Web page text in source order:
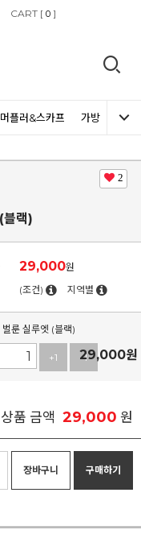
CART [0 ]
머플러&스카프 가방 신발
2
블랙)
29,000원
(조건) 지역별
벌룬 실루엣 (블랙)
+1 -1
29,000원
품 금액 29,000 원
장바구니 구매하기